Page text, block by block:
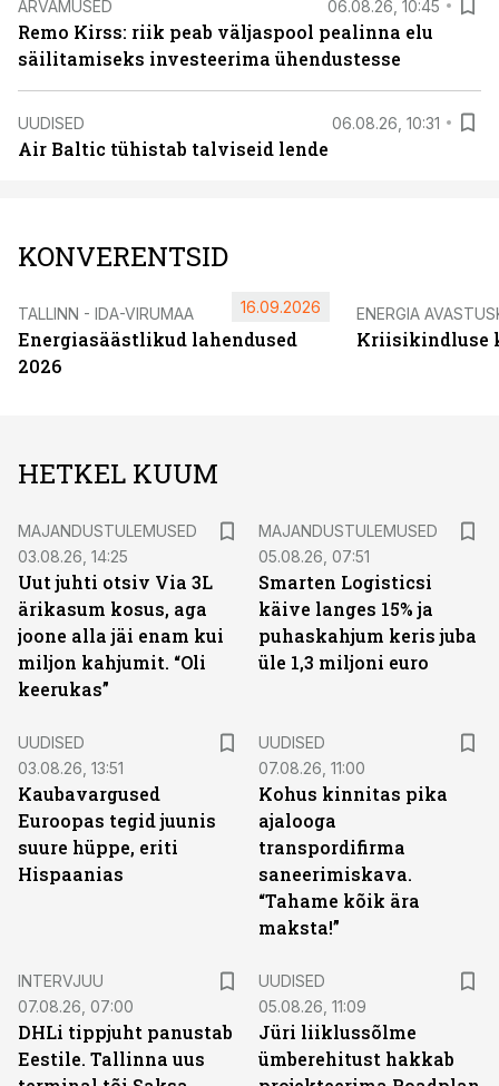
ARVAMUSED 06.08.26, 10:45
Remo Kirss: riik peab väljaspool pealinna elu
säilitamiseks investeerima ühendustesse
UUDISED 06.08.26, 10:31
Air Baltic tühistab talviseid lende
KONVERENTSID
TALLINN - IDA-VIRUMAA
Energiasäästlikud lahendused
2026
16.09.2026 ENERGIA
Kriisikindluse
HETKEL KUUM
MAJANDUSTULEMUSED
03.08.26, 14:25
Uut juhti otsiv Via 3L
ärikasum kosus, aga
joone alla jäi enam kui
miljon kahjumit. “Oli
keerukas”
MAJANDUSTULEMUSED
05.08.26, 07:51
Smarten Logisticsi
käive langes 15% ja
puhaskahjum keris juba
üle 1,3 miljoni euro
UUDISED
03.08.26, 13:51
Kaubavargused
Euroopas tegid juunis
suure hüppe, eriti
Hispaanias
UUDISED
07.08.26, 11:00
Kohus kinnitas pika
ajalooga
transpordifirma
saneerimiskava.
“Tahame kõik ära
maksta!”
INTERVJUU
07.08.26, 07:00
DHLi tippjuht panustab
Eestile. Tallinna uus
UUDISED
05.08.26, 11:09
Jüri liiklussõlme
ümberehitust hakkab